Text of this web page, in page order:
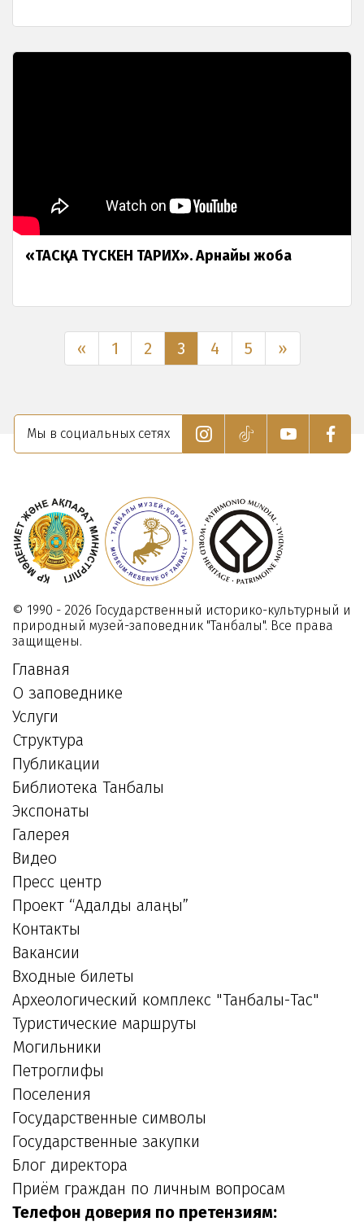
«ТАСҚА ТҮСКЕН ТАРИХ». Арнайы жоба
« 1 2 3 4 5 »
Мы в социальных сетях
© 1990 - 2026 Государственный историко-культурный и
природный музей-заповедник "Танбалы". Все права
защищены.
Главная
О заповеднике
Услуги
Структура
Публикации
Библиотека Танбалы
Экспонаты
Галерея
Видео
Пресс центр
Проект “Адалдық алаңы”
Контакты
Вакансии
Входные билеты
Археологический комплекс "Танбалы-Тас"
Туристические маршруты
Могильники
Петроглифы
Поселения
Государственные символы
Государственные закупки
Блог директора
Приём граждан по личным вопросам
Телефон доверия по претензиям: